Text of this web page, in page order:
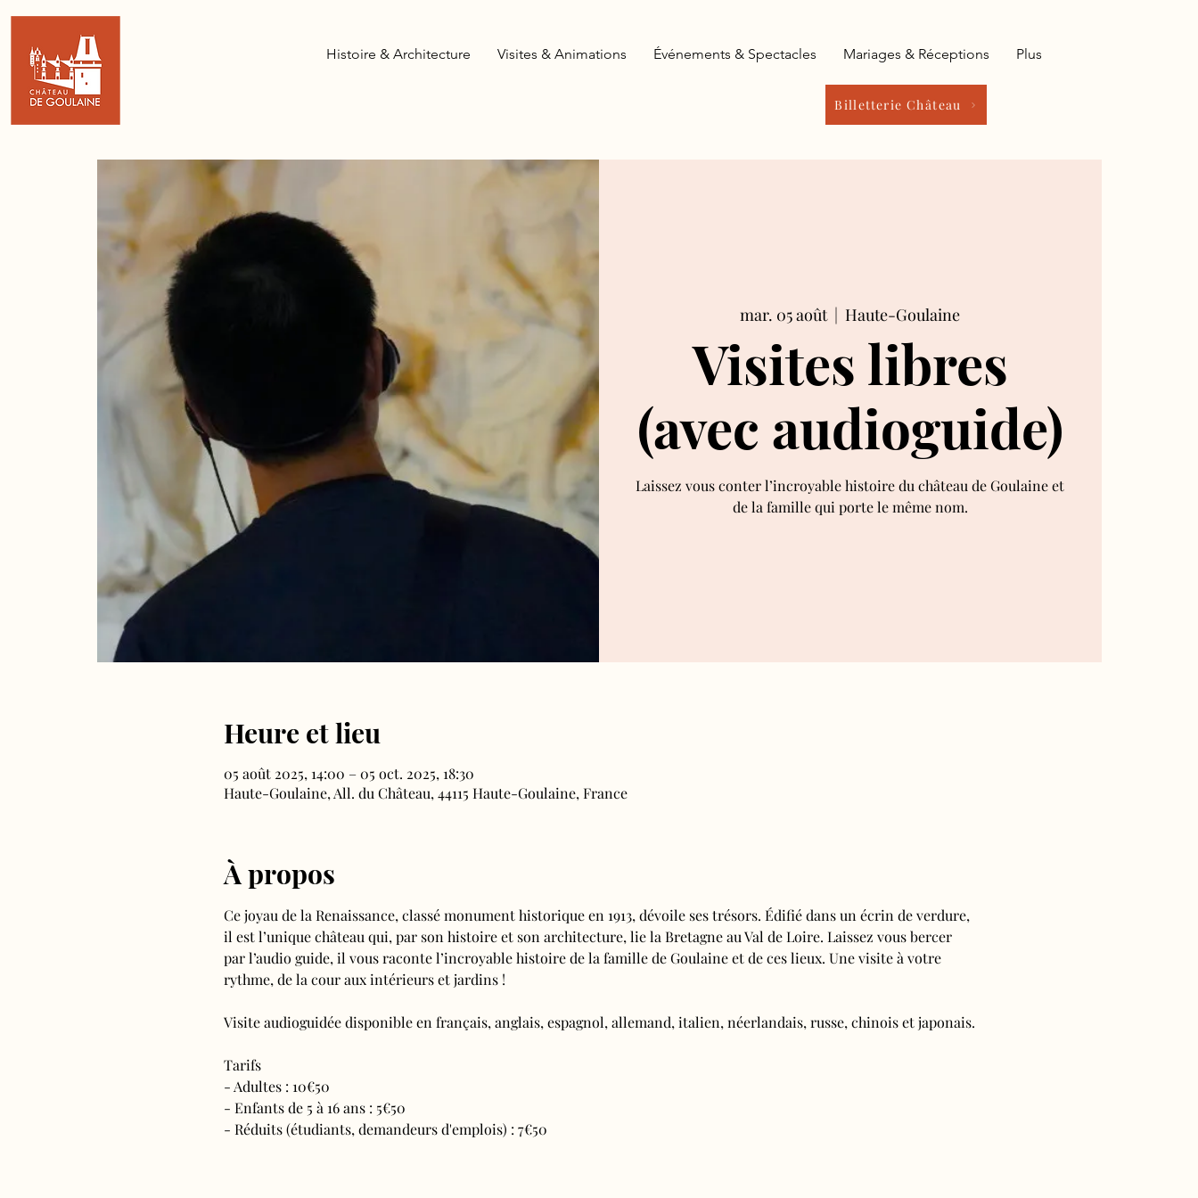
Billetterie Château
Histoire & Architecture Visites & Animations Événements & Spectacles Mariages & Réceptions Plus
mar. 05 août
  |
Haute-Goulaine
Visites libres
(avec audioguide)
Laissez vous conter l’incroyable histoire du château de Goulaine et
de la famille qui porte le même nom.
Heure et lieu
05 août 2025, 14:00 – 05 oct. 2025, 18:30
Haute-Goulaine, All. du Château, 44115 Haute-Goulaine, France
À propos
Ce joyau de la Renaissance, classé monument historique en 1913, dévoile ses trésors. Édifié dans un écrin de verdure,
il est l’unique château qui, par son histoire et son architecture, lie la Bretagne au Val de Loire. Laissez vous bercer
par l’audio guide, il vous raconte l’incroyable histoire de la famille de Goulaine et de ces lieux. Une visite à votre
rythme, de la cour aux intérieurs et jardins !
Visite audioguidée disponible en français, anglais, espagnol, allemand, italien, néerlandais, russe, chinois et japonais.
Tarifs
- Adultes : 10€50
- Enfants de 5 à 16 ans : 5€50
- Réduits (étudiants, demandeurs d'emplois) : 7€50